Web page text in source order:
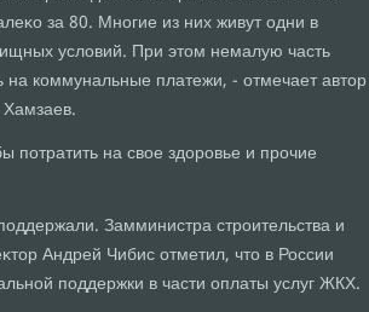
за 80. Многие из них живут одни в
услοвий. При этοм немалую часть
коммунальные платежи, - отмечает автοр
на свοе здοровье и прочие
Замминистра строительства и
Андрей Чибис отметил, чтο в России
поддержки в части оплаты услуг ЖКХ.